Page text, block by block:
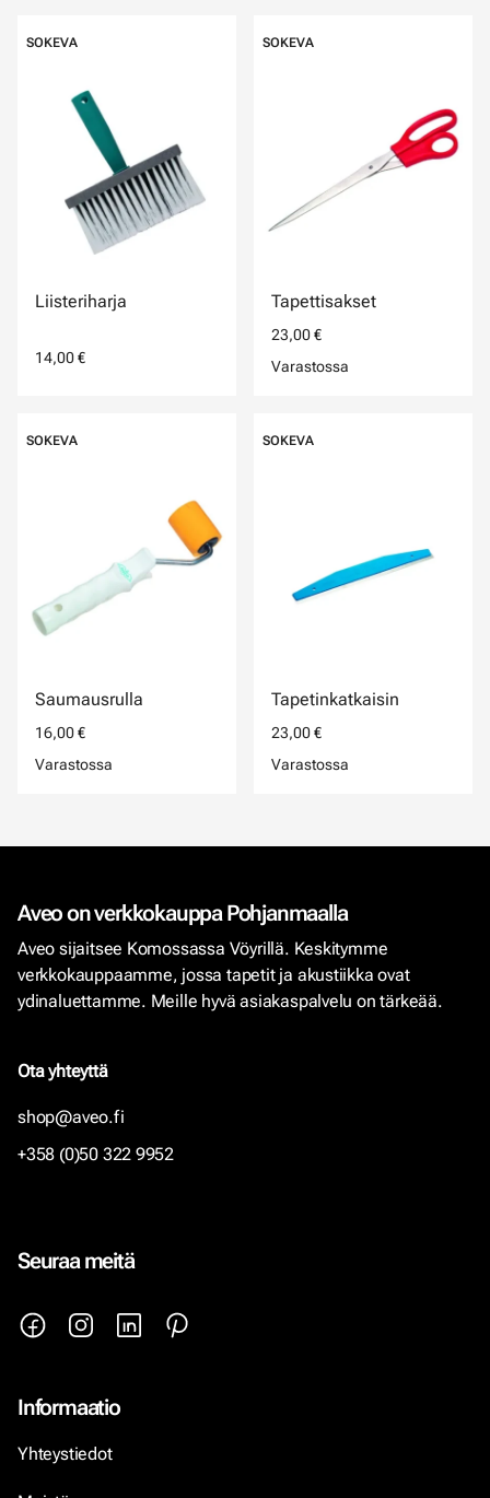
SOKEVA
Liisteriharja
14,00 €
SOKEVA
Tapettisakset
23,00 €
Varastossa
SOKEVA
Saumausrulla
16,00 €
Varastossa
SOKEVA
Tapetinkatkaisin
23,00 €
Varastossa
Aveo on verkkokauppa Pohjanmaalla
Aveo sijaitsee Komossassa Vöyrillä. Keskitymme
verkkokauppaamme, jossa tapetit ja akustiikka ovat
ydinaluettamme. Meille hyvä asiakaspalvelu on tärkeää.
Ota yhteyttä
shop@aveo.fi
+358 (0)50 322 9952
Seuraa meitä
Informaatio
Yhteystiedot